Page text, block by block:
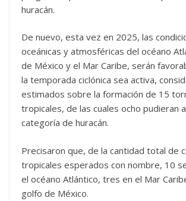
huracán.
De nuevo, esta vez en 2025, las
oceánicas y atmosféricas del océano
de México y el Mar Caribe, serán
la temporada ciclónica sea activa,
estimados sobre la formación de 15
tropicales, de las cuales ocho pudieran
categoría de huracán.
Precisaron que, de la cantidad total de
tropicales esperados con nombre, 10
el océano Atlántico, tres en el Mar
golfo de México.